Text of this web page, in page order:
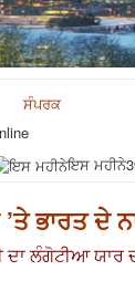
ਸੰਪਰਕ
ਇਸ ਮਹੀਨੇ
ਭਾਰਤ ਦੇ
ਦਾ ਲੰਗੋਟੀਆ